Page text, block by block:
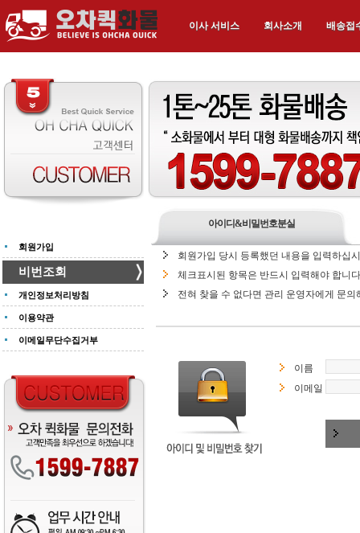
이사 서비스 회사소개 배송접
회원가입
비번조회
개인정보처리방침
이용약관
이메일무단수집거부
아이디&비밀번호분실
회원가입 당시 등록했던 내용을 입력하십
체크표시된 항목은 반드시 입력해야 합니
전혀 찾을 수 없다면 관리 운영자에게 문의
이름
이메일